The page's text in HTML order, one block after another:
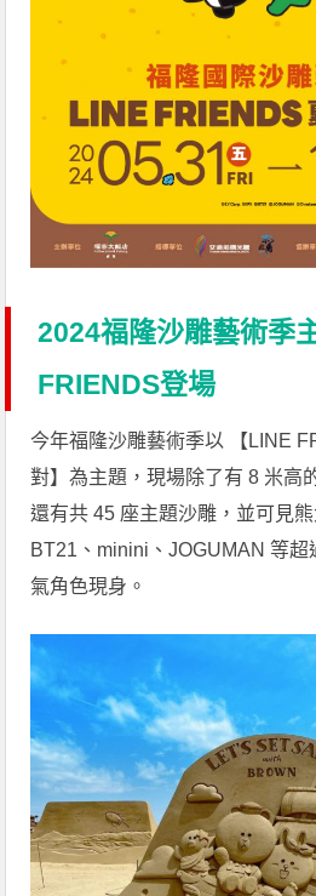
2024福隆沙雕藝術季
FRIENDS登場
今年福隆沙雕藝術季以 【LINE
對】為主題，現場除了有 8 米高
還有共 45 座主題沙雕，並可見
BT21、minini、JOGUMAN 等超
氣角色現身。